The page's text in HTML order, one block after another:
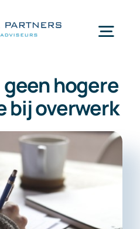
wij
& Partners
geen hogere
bij overwerk